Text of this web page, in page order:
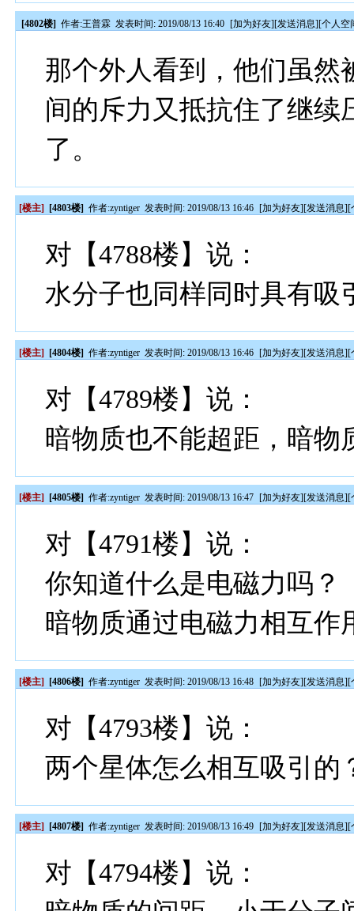
[4802楼] 作者:王普霖 发表时间: 2019/08/13 16:40 [加为好友][发送消息][个人空
那个外人看到，他们虽然
间的斥力又抵抗住了继续
了。
[楼主] [4803楼] 作者:zyntiger 发表时间: 2019/08/13 16:46 [加为好友][发送消息][
对【4788楼】说：
水分子也同样同时具有吸
[楼主] [4804楼] 作者:zyntiger 发表时间: 2019/08/13 16:46 [加为好友][发送消息][
对【4789楼】说：
暗物质也不能超距，暗物
[楼主] [4805楼] 作者:zyntiger 发表时间: 2019/08/13 16:47 [加为好友][发送消息][
对【4791楼】说：
你知道什么是电磁力吗？
暗物质通过电磁力相互作
[楼主] [4806楼] 作者:zyntiger 发表时间: 2019/08/13 16:48 [加为好友][发送消息][
对【4793楼】说：
两个星体怎么相互吸引的
[楼主] [4807楼] 作者:zyntiger 发表时间: 2019/08/13 16:49 [加为好友][发送消息][
对【4794楼】说：